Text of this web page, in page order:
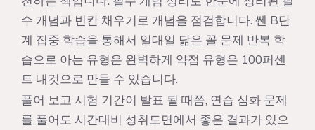
수 개념과 빈칸 채우기로 개념을 점검합니다. 쎈 B단
계 집중 학습을 통해서 일대일 닮은 꼴 문제 반복 학
습으로 아는 유형은 완벽하게 약점 유형은 100퍼센
트 내것으로 만들 수 있습니다.
풀어 보고 시험 기간이 발표 될 때쯤, 연습 심화 문제
를 풀어도 시간대비 성취도면에서 좋은 결과가 있으